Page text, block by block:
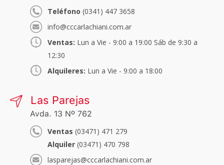
Teléfono (0341) 447 3658
info@cccarlachiani.com.ar
Ventas: Lun a Vie - 9:00 a 19:00 Sáb de 9:30 a
12:30
Alquileres: Lun a Vie - 9:00 a 18:00
Las Parejas
Avda. 13 Nº 762
Ventas (03471) 471 279
Alquiler (03471) 470 798
lasparejas@cccarlachiani.com.ar